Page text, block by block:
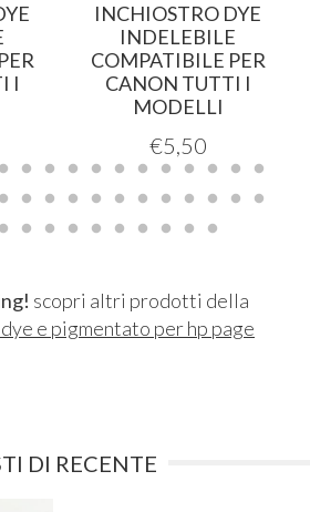
I
INCHIOSTRO DYE
INDELEBILE
COMPATIBILE PER
CANON TUTTI I
MODELLI
€5,50
scopri altri prodotti della
e pigmentato per hp page
DI RECENTE